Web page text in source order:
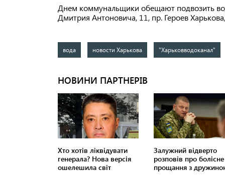
Днем коммунальщики обещают подвозить
Дмитрия Антоновича, 11, пр. Героев
вода новости Харькова "Харьковводоканал"